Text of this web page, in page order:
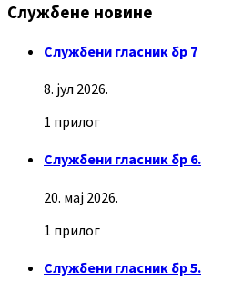
Службене новине
Службени гласник бр 7
8. јул 2026.
1 прилог
Службени гласник бр 6.
20. мај 2026.
1 прилог
Службени гласник бр 5.